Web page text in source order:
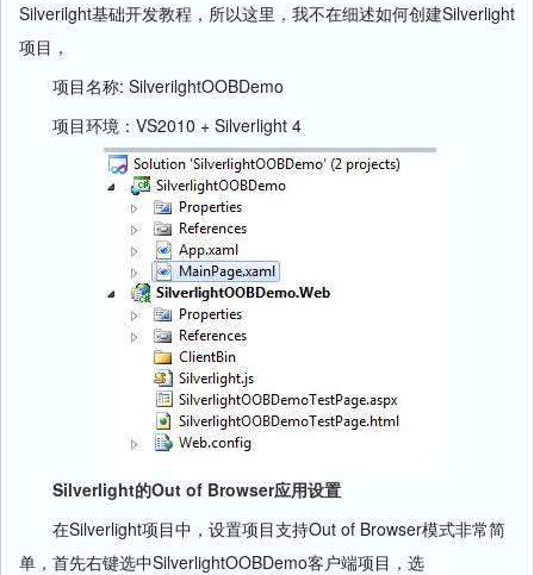
Silverilght基础开发教程，所以这里，我不在细述如何创建Silverlight
项目，
项目名称: SilverilghtOOBDemo
项目环境：VS2010 + Silverlight 4
Silverlight的Out of Browser应用设置
在Silverlight项目中，设置项目支持Out of Browser模式非常简
单，首先右键选中SilverlightOOBDemo客户端项目，选